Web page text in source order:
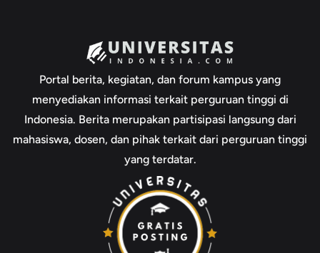
Portal berita, kegiatan, dan forum kampus yang
menyediakan informasi terkait perguruan tinggi di
Indonesia. Berita merupakan partisipasi langsung dari
mahasiswa, dosen, dan pihak terkait dari perguruan tinggi
yang terdatar.